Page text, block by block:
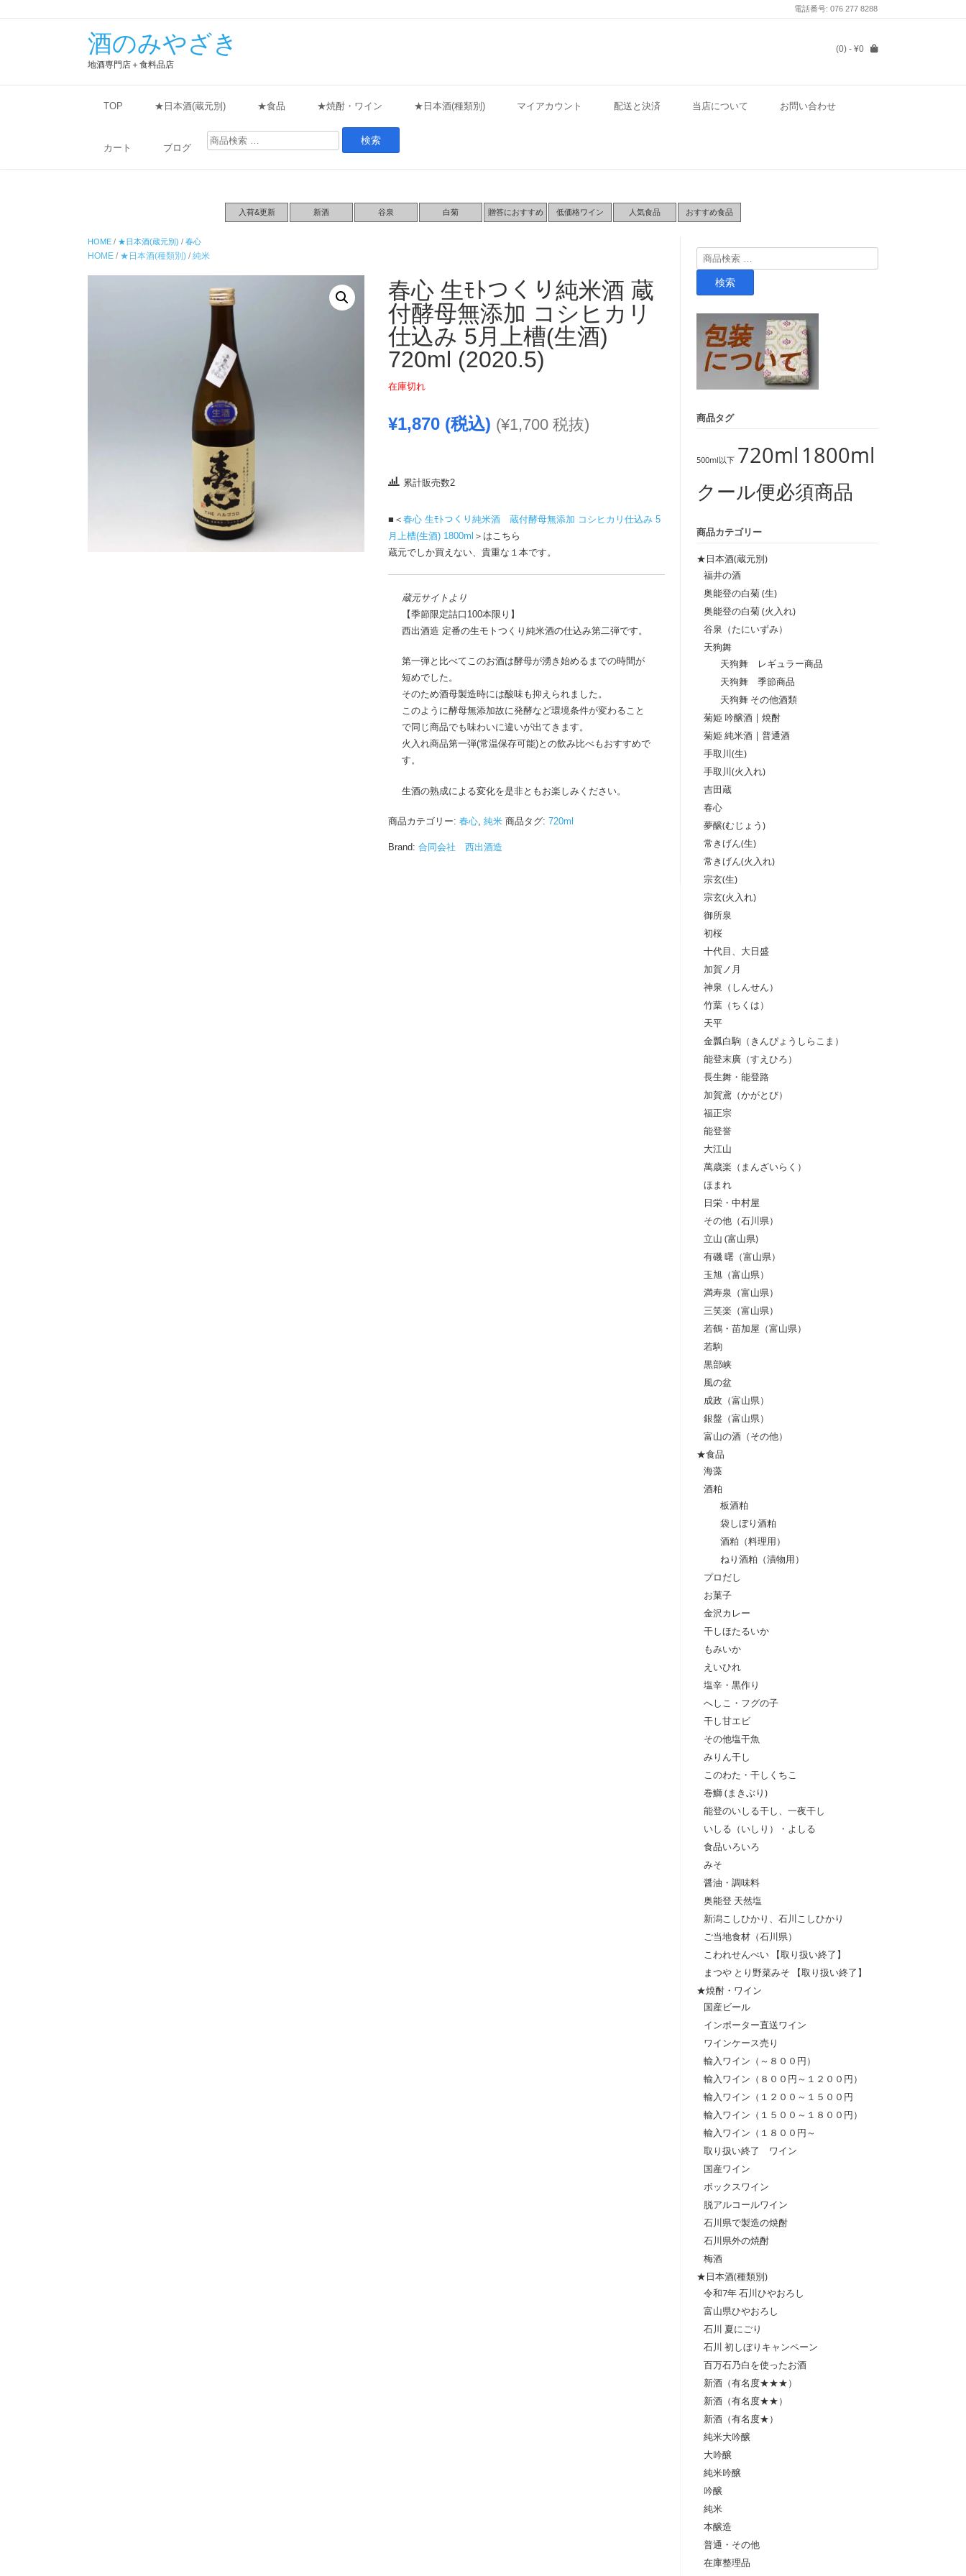
電話番号: 076 277 8288
酒のみやざき
地酒専門店＋食料品店
(0) - ¥0
TOP ★日本酒(蔵元別) ★食品 ★焼酎・ワイン ★日本酒(種類別) マイアカウント 配送と決済 当店について お問い合わせ
カート ブログ
検
索
入荷&更新 新酒 谷泉 白菊 贈答におすすめ 低価格ワイン 人気食品 おすすめ食品
HOME / ★日本酒(蔵元別) / 春心
HOME / ★日本酒(種類別) / 純米
春心 生ﾓﾄつくり純米酒 蔵
付酵母無添加 コシヒカリ
仕込み 5月上槽(生酒)
720ml (2020.5)
在庫切れ
¥1,870(税込) (¥1,700税抜)
累計販売数2
■＜ 春心 生ﾓﾄつくり純米酒 蔵付酵母無添加 コシヒカリ仕込み 5
月上槽(生酒) 1800ml ＞はこちら
蔵元でしか買えない、貴重な１本です。
蔵元サイトより
【季節限定詰口100本限り】
西出酒造 定番の生モトつくり純米酒の仕込み第二弾です。
第一弾と比べてこのお酒は酵母が湧き始めるまでの時間が
短めでした。
そのため酒母製造時には酸味も抑えられました。
このように酵母無添加故に発酵など環境条件が変わること
で同じ商品でも味わいに違いが出てきます。
火入れ商品第一弾(常温保存可能)との飲み比べもおすすめで
す。
生酒の熟成による変化を是非ともお楽しみください。
商品カテゴリー: 春心, 純米 商品タグ: 720ml
Brand: 合同会社 西出酒造
検
索
検索
商品タグ
500ml以下 720ml 1800ml
クール便必須商品
商品カテゴリー
★日本酒(蔵元別)
福井の酒
奥能登の白菊 (生)
奥能登の白菊 (火入れ)
谷泉（たにいずみ）
天狗舞
天狗舞 レギュラー商品
天狗舞 季節商品
天狗舞 その他酒類
菊姫 吟醸酒 | 焼酎
菊姫 純米酒 | 普通酒
手取川(生)
手取川(火入れ)
吉田蔵
春心
夢醸(むじょう)
常きげん(生)
常きげん(火入れ)
宗玄(生)
宗玄(火入れ)
御所泉
初桜
十代目、大日盛
加賀ノ月
神泉（しんせん）
竹葉（ちくは）
天平
金瓢白駒（きんぴょうしらこま）
能登末廣（すえひろ）
長生舞・能登路
加賀鳶（かがとび）
福正宗
能登誉
大江山
萬歳楽（まんざいらく）
ほまれ
日栄・中村屋
その他（石川県）
立山 (富山県)
有磯 曙（富山県）
玉旭（富山県）
満寿泉（富山県）
三笑楽（富山県）
若鶴・苗加屋（富山県）
若駒
黒部峡
風の盆
成政（富山県）
銀盤（富山県）
富山の酒（その他）
★食品
海藻
酒粕
板酒粕
袋しぼり酒粕
酒粕（料理用）
ねり酒粕（漬物用）
プロだし
お菓子
金沢カレー
干しほたるいか
もみいか
えいひれ
塩辛・黒作り
へしこ・フグの子
干し甘エビ
その他塩干魚
みりん干し
このわた・干しくちこ
巻鰤 (まきぶり)
能登のいしる干し、一夜干し
いしる（いしり）・よしる
食品いろいろ
みそ
醤油・調味料
奥能登 天然塩
新潟こしひかり、石川こしひかり
ご当地食材（石川県）
こわれせんべい 【取り扱い終了】
まつや とり野菜みそ 【取り扱い終了】
★焼酎・ワイン
国産ビール
インポーター直送ワイン
ワインケース売り
輸入ワイン（～８００円）
輸入ワイン（８００円～１２００円）
輸入ワイン（１２００～１５００円
輸入ワイン（１５００～１８００円）
輸入ワイン（１８００円～
取り扱い終了 ワイン
国産ワイン
ボックスワイン
脱アルコールワイン
石川県で製造の焼酎
石川県外の焼酎
梅酒
★日本酒(種類別)
令和7年 石川ひやおろし
富山県ひやおろし
石川 夏にごり
石川 初しぼりキャンペーン
百万石乃白を使ったお酒
新酒（有名度★★★）
新酒（有名度★★）
新酒（有名度★）
純米大吟醸
大吟醸
純米吟醸
吟醸
純米
本醸造
普通・その他
在庫整理品